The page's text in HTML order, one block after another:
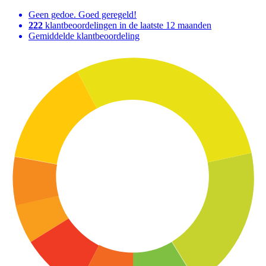
Geen gedoe. Goed geregeld!
222 klantbeoordelingen in de laatste 12 maanden
Gemiddelde klantbeoordeling